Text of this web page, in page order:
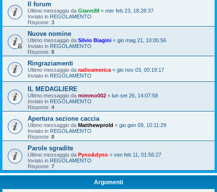
Il forum
Ultimo messaggio da GianniM « mer feb 23, 18:28:37
Inviato in REGOLAMENTO
Risposte: 3
Nuove nomine
Ultimo messaggio da Silvio Biagini « gio mag 21, 10:05:56
Inviato in REGOLAMENTO
Risposte: 8
Ringraziamenti
Ultimo messaggio da radioamerica « gio nov 03, 00:19:17
Inviato in REGOLAMENTO
IL MEDAGLIERE
Ultimo messaggio da mimmo002 « lun set 26, 14:07:58
Inviato in REGOLAMENTO
Risposte: 4
Apertura sezione caccia
Ultimo messaggio da Matthewprold « gio gen 09, 10:11:29
Inviato in REGOLAMENTO
Risposte: 8
Parole sgradite
Ultimo messaggio da Pyno&dyno « ven feb 11, 01:56:27
Inviato in REGOLAMENTO
Risposte: 7
Argomenti